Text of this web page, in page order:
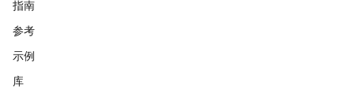
指南
参考
示例
库